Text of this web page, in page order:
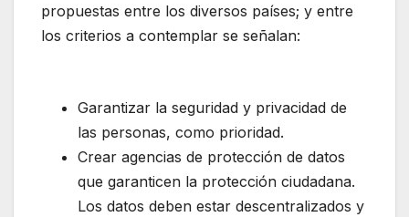
propuestas entre los diversos países; y entre
los criterios a contemplar se señalan:
Garantizar la seguridad y privacidad de
las personas, como prioridad.
Crear agencias de protección de datos
que garanticen la protección ciudadana.
Los datos deben estar descentralizados y